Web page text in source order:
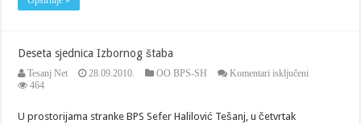
Deseta sjednica Izbornog štaba
Tesanj Net 28.09.2010. OO BPS-SH Komentari isključeni
464
U prostorijama stranke BPS Sefer Halilović Tešanj, u četvrtak